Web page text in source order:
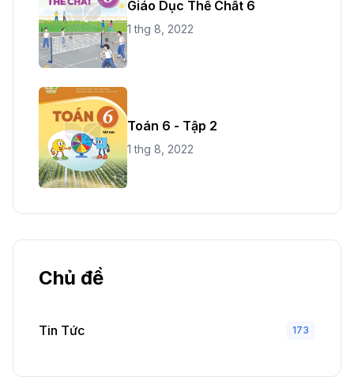
Giáo Dục Thể Chất 6
1 thg 8, 2022
Toán 6 - Tập 2
1 thg 8, 2022
Chủ đề
Tin Tức 173